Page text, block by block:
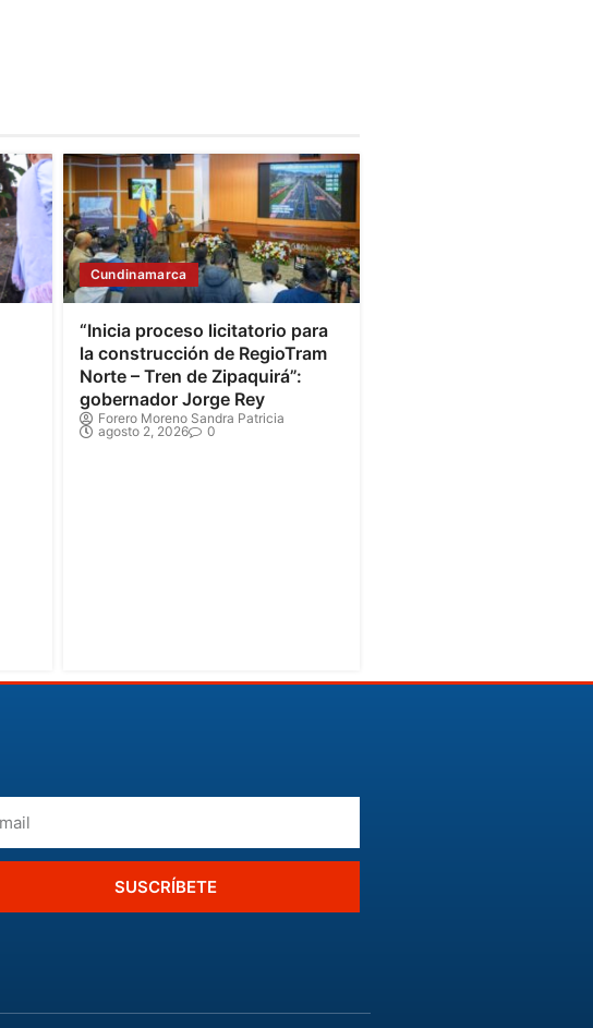
Cundinamarca
“Inicia proceso licitatorio para
la construcción de RegioTram
Norte – Tren de Zipaquirá”:
gobernador Jorge Rey
Forero Moreno Sandra Patricia
agosto 2, 2026
0
SUSCRÍBETE